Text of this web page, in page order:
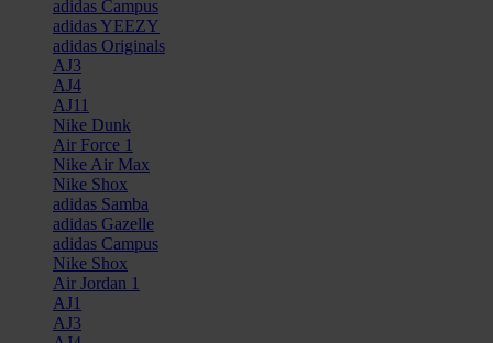
adidas Campus
adidas YEEZY
adidas Originals
AJ3
AJ4
AJ11
Nike Dunk
Air Force 1
Nike Air Max
Nike Shox
adidas Samba
adidas Gazelle
adidas Campus
Nike Shox
Air Jordan 1
AJ1
AJ3